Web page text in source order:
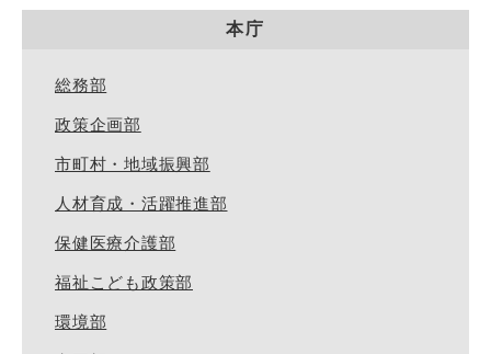
本庁
総務部
政策企画部
市町村・地域振興部
人材育成・活躍推進部
保健医療介護部
福祉こども政策部
環境部